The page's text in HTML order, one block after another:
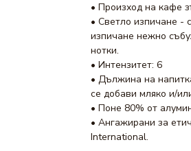
• Произход на кафе
• Светло изпичане -
изпичане нежно
нотки.
• Интензитет: 6
• Дължина на
се добави мляко и/
• Поне 80% от
• Ангажирани за
International.